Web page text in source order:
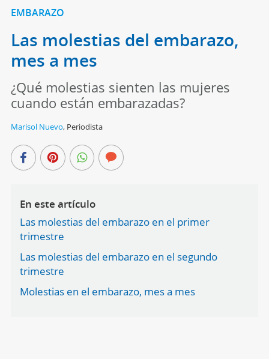
EMBARAZO
Las molestias del embarazo,
mes a mes
¿Qué molestias sienten las mujeres
cuando están embarazadas?
Marisol Nuevo, Periodista
En este artículo
Las molestias del embarazo en el primer
trimestre
Las molestias del embarazo en el segundo
trimestre
Molestias en el embarazo, mes a mes